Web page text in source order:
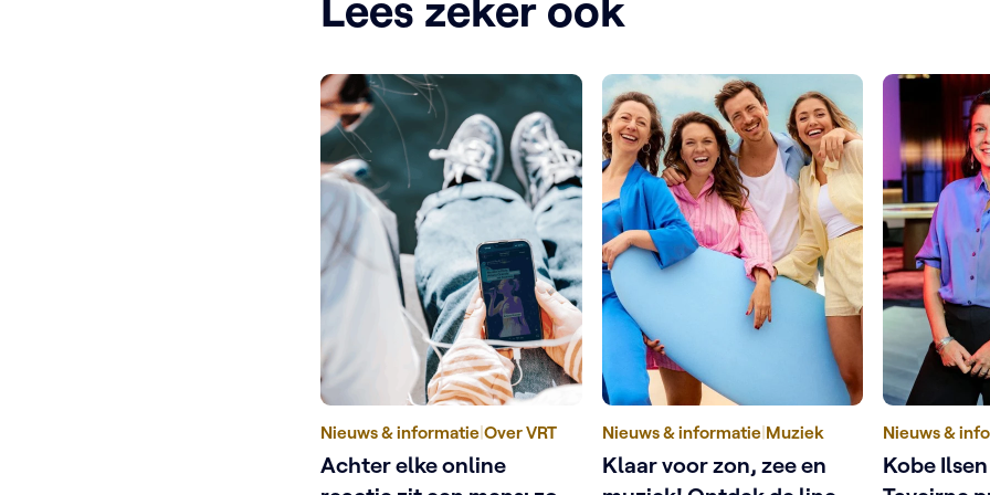
Nieuws & informatie|Over VRT
Achter elke online
Nieuws & informatie|Muziek
Klaar voor zon, zee en
Nieuws &
Kobe